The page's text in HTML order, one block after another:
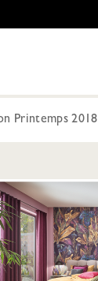
Printemps 2018